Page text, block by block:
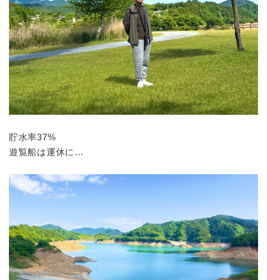
貯水率37%
遊覧船は運休に…